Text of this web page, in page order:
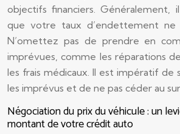
objectifs financiers. Généralement,
que votre taux d’endettement ne
N’omettez pas de prendre en
imprévues, comme les réparations
les frais médicaux. Il est impératif de
les imprévus et de ne pas céder au
Négociation du prix du véhicule : un
montant de votre crédit auto